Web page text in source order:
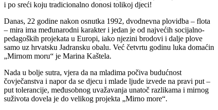
i po sreći koju tradicionalno donosi tolikoj djeci!
Danas, 22 godine nakon osnutka 1992, dvodnevna plovidba – flota
– mira ima međunarodni karakter i jedan je od najvećih socijalno-
pedagoških projekata u Europi, iako njezini brodovi i dalje plove
samo uz hrvatsku Jadransku obalu. Već četvrtu godinu luka domaćin
„Mirnom moru“ je Marina Kaštela.
Nada u bolje sutra, vjera da na mladima počiva budućnost
čovječanstva i napor da se djecu i mlade ljude izvede na pravi put –
put tolerancije, međusobnog uvažavanja unatoč razlikama i mirnog
suživota dovela je do velikog projekta „Mirno more“.